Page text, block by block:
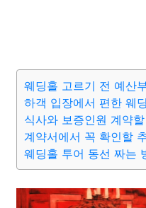
웨딩홀 고르기 전 예산
하객 입장에서 편한 웨
식사와 보증인원 계약
계약서에서 꼭 확인할
웨딩홀 투어 동선 짜는